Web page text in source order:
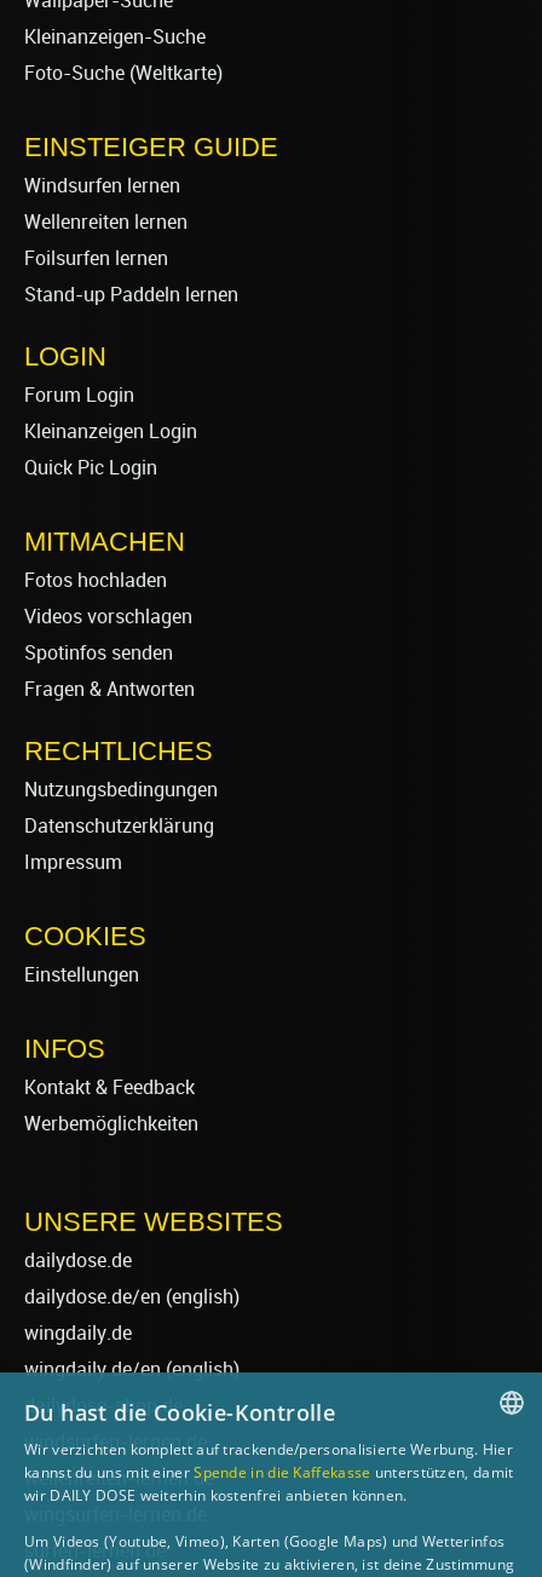
Kleinanzeigen-Suche
Foto-Suche (Weltkarte)
EINSTEIGER GUIDE
Windsurfen lernen
Wellenreiten lernen
Foilsurfen lernen
Stand-up Paddeln lernen
LOGIN
Forum Login
Kleinanzeigen Login
Quick Pic Login
MITMACHEN
Fotos hochladen
Videos vorschlagen
Spotinfos senden
Fragen & Antworten
RECHTLICHES
Nutzungsbedingungen
Datenschutzerklärung
Impressum
COOKIES
Einstellungen
INFOS
Kontakt & Feedback
Werbemöglichkeiten
UNSERE WEBSITES
dailydose.de
dailydose.de/en (english)
wingdaily.de
wingdaily.de/en(english)
dailydose-shop.de
windsurfen-lernen.de
wellenreiten-lernen.de
surfen-lernen.de
GERMAN
Du hast die Cookie-Kontrolle
Wir verzichten komplett auf trackende/personalisierte Werbung. Hier
kannst du uns mit einerSpende in die Kaffekasse unterstützen, damit
wir DAILY DOSE weiterhin kostenfrei anbieten können.
Um Videos (Youtube, Vimeo), Karten (Google Maps) und Wetterinfos
(Windfinder) auf unserer Website zu aktivieren, ist deine Zustimmung